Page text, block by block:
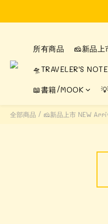
所有商品 🧀新品
🛸TRAVELER'S
📖書籍/MOOK
全部商品 / 🧀新品上市 NEW